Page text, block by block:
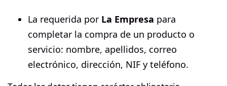
La requerida por La Empresa para
completar la compra de un producto o
servicio: nombre, apellidos, correo
electrónico, dirección, NIF y teléfono.